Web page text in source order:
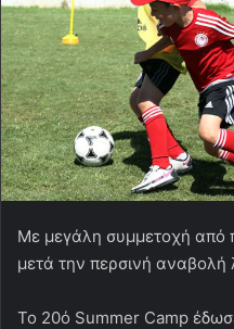
Με μεγάλη συμμετοχή από
μετά την περσινή
Το 20ό Summer Camp